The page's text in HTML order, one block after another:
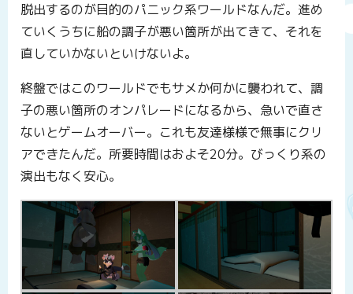
脱出するのが目的のパニック系ワールドなんだ。進め
ていくうちに船の調子が悪い箇所が出てきて、それを
直していかないといけないよ。
終盤ではこのワールドでもサメか何かに襲われて、調
子の悪い箇所のオンパレードになるから、急いで直さ
ないとゲームオーバー。これも友達様様で無事にクリ
アできたんだ。所要時間はおよそ20分。びっくり系の
演出もなく安心。